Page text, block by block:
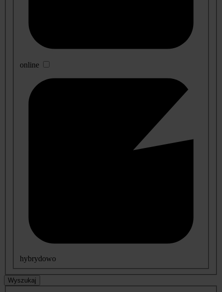
online
hybrydowo
Wyszukaj